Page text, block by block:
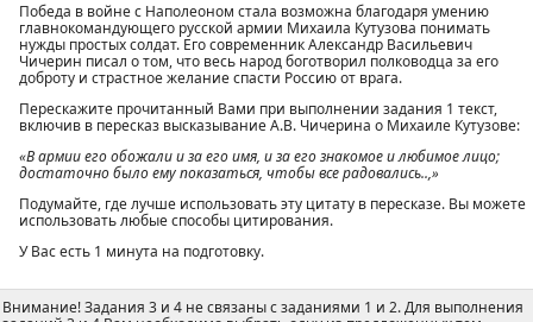
Победа в войне с Наполеоном стала возможна благодаря умению
главнокомандующего русской армии Михаила Кутузова понимать
нужды простых солдат. Его современник Александр Васильевич
Чичерин писал о том, что весь народ боготворил полководца за его
доброту и страстное желание спасти Россию от врага.
Перескажите прочитанный Вами при выполнении задания 1 текст,
включив в пересказ высказывание А.В. Чичерина о Михаиле Кутузове:
«В армии его обожали и за его имя, и за его знакомое и любимое лицо;
достаточно было ему показаться, чтобы все радовались..,»
Подумайте, где лучше использовать эту цитату в пересказе. Вы можете
использовать любые способы цитирования.
У Вас есть 1 минута на подготовку.
Внимание! Задания 3 и 4 не связаны с заданиями 1 и 2. Для выполнения